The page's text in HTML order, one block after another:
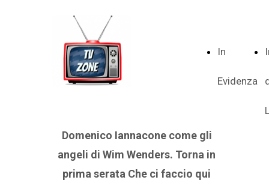
In
Evidenza
Domenico Iannacone come gli
angeli di Wim Wenders. Torna in
prima serata Che ci faccio qui